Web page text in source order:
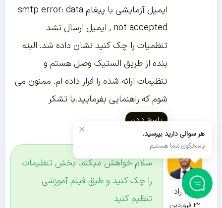
ایمیل آزمایشی با پیغام smtp error: data
not accepted , ایمیل ارسال نشد
تنظمیات را چک کنید نشان داده شد. البته
بنده از طریق الستیک وصل هستم و
تنظیمات ارائه شده را قرار داده ام. ممنون می
شوم که راهنمایی بفرمایید.با تشکر
پاسخ دادن
رضا راد
۲۲ فروردین
سلام خواهش میکنم. بخش تنظیمات
را چک کنید و طبق فیلم آموزشی
تنظیم کنید
× هر سوالی دارید بپرسید.
پاسخگوی شما هستیم.